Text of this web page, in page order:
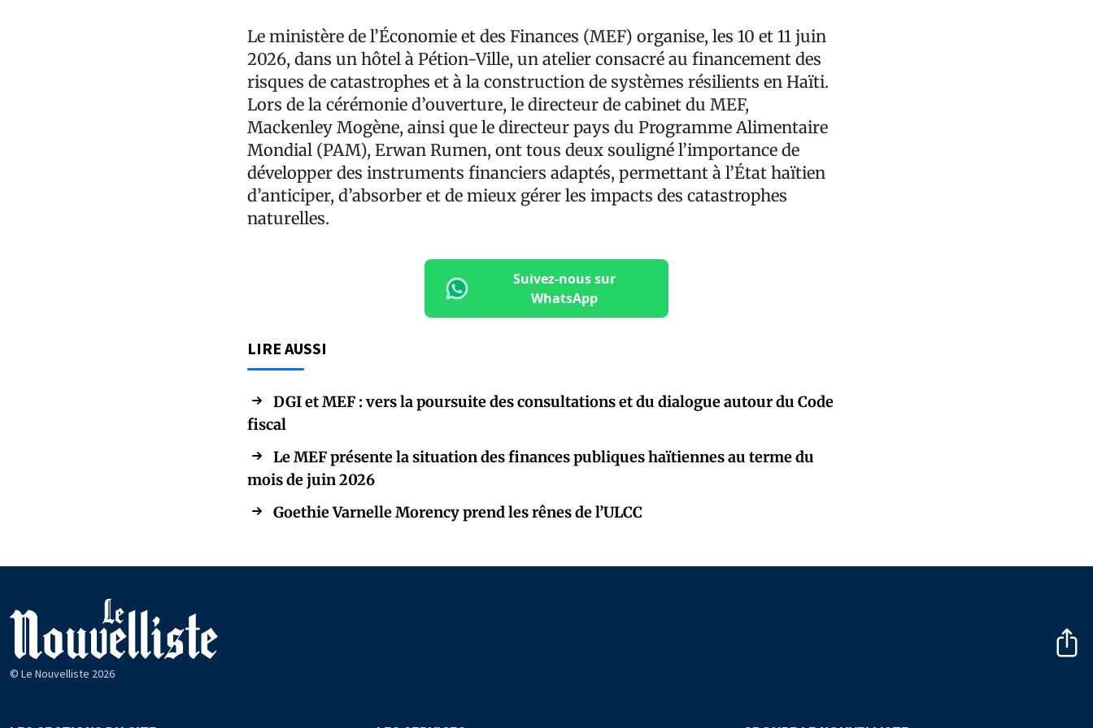
Le ministère de l’Économie et des Finances (MEF) organise, les 10 et 11 juin
2026, dans un hôtel à Pétion-Ville, un atelier consacré au financement des
risques de catastrophes et à la construction de systèmes résilients en Haïti.
Lors de la cérémonie d’ouverture, le directeur de cabinet du MEF,
Mackenley Mogène, ainsi que le directeur pays du Programme Alimentaire
Mondial (PAM), Erwan Rumen, ont tous deux souligné l’importance de
développer des instruments financiers adaptés, permettant à l’État haïtien
d’anticiper, d’absorber et de mieux gérer les impacts des catastrophes
naturelles.
Suivez-nous sur
WhatsApp
LIRE AUSSI
DGI et MEF : vers la poursuite des consultations et du dialogue autour du Code
fiscal
Le MEF présente la situation des finances publiques haïtiennes au terme du
mois de juin 2026
Goethie Varnelle Morency prend les rênes de l’ULCC
© Le Nouvelliste 2026